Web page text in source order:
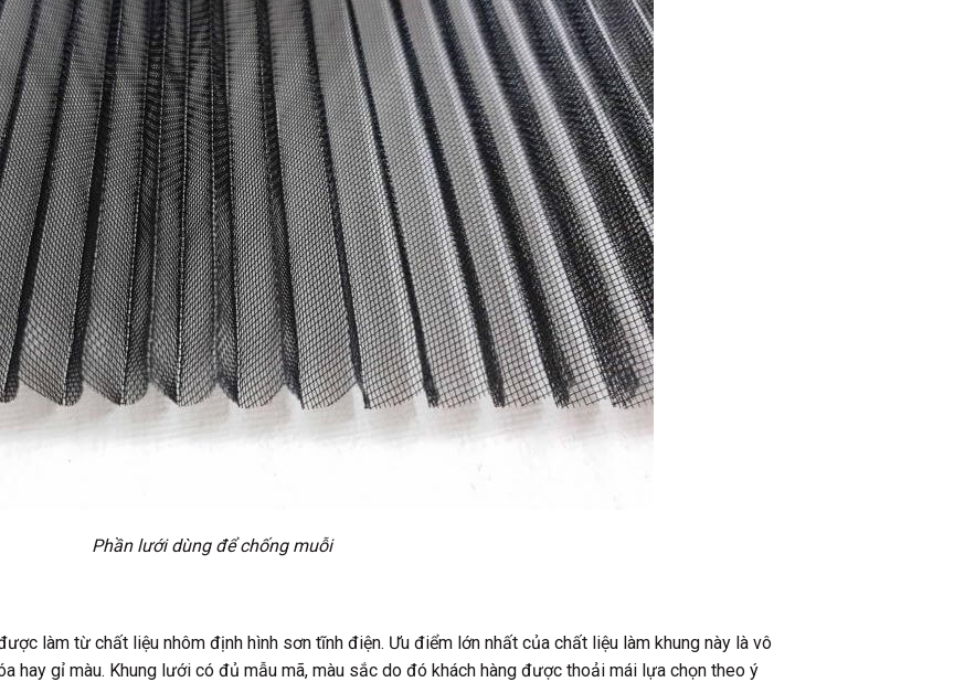
Phần lưới dùng để chống muỗi
làm từ chất liệu nhôm định hình sơn tĩnh điện. Ưu điểm lớn nhất của chất liệu làm khung này là vô
hay gỉ màu. Khung lưới có đủ mẫu mã, màu sắc do đó khách hàng được thoải mái lựa chọn theo ý